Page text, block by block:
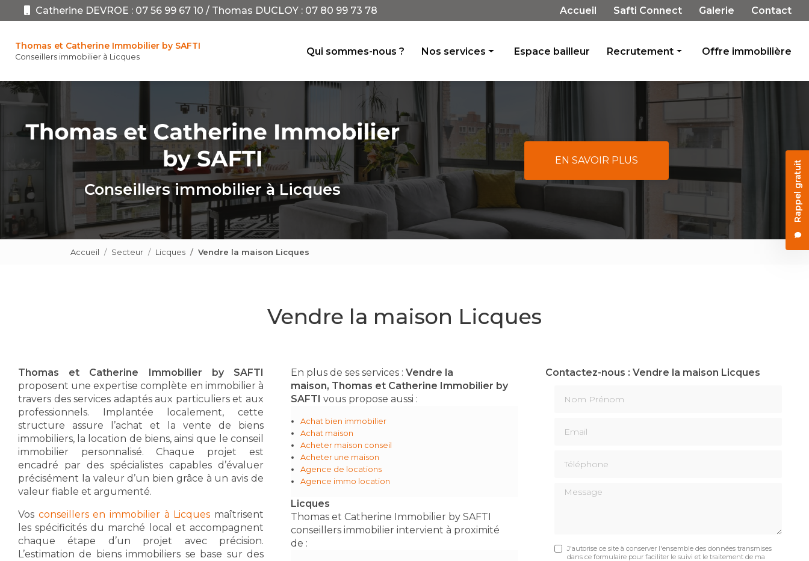
au
principal
Catherine DEVROE : 07 56 99 67 10 / Thomas DUCLOY : 07 80 99 73 78 Navigation secondaire
Accueil Safti Connect Galerie Contact
Thomas et Catherine Immobilier by SAFTI
Conseillers immobilier à Licques
Rappel gratuit
Qui sommes-nous ? Nos services
Conseil
Avis de valeur
Gestion locative
Espace bailleur Recrutement Offre immobilière
Conseillers immobilier à Licques
EN SAVOIR PLUS
Accueil Secteur Licques Vendre la maison Licques
Vendre la maison Licques
Thomas et Catherine Immobilier by SAFTI
proposent une expertise complète en immobilier à
travers des services adaptés aux particuliers et aux
professionnels. Implantée localement, cette
structure assure l’achat et la vente de biens
immobiliers, la location de biens, ainsi que le conseil
immobilier personnalisé. Chaque projet est
encadré par des spécialistes capables d’évaluer
précisément la valeur d’un bien grâce à un avis de
valeur fiable et argumenté.
Vos conseillers en immobilier à Licques maîtrisent
les spécificités du marché local et accompagnent
chaque étape d’un projet avec précision.
L’estimation de biens immobiliers se base sur des
En plus de ses services : Vendre la
maison, Thomas et Catherine Immobilier by
SAFTI vous propose aussi :
Achat bien immobilier
Achat maison
Acheter maison conseil
Acheter une maison
Agence de locations
Agence immo location
Licques
Thomas et Catherine Immobilier by SAFTI
conseillers immobilier intervient à proximité
de :
Contactez-nous : Vendre la maison Licques
Message
J'autorise ce site à conserver l'ensemble des données transmises
dans ce formulaire pour faciliter le suivi et le traitement de ma